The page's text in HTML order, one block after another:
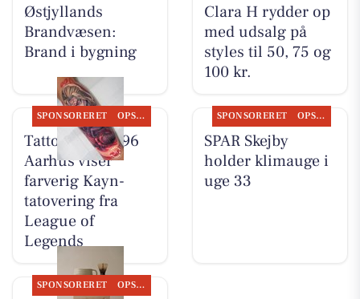
Østjyllands
Brandvæsen:
Brand i bygning
Clara H rydder op
med udsalg på
styles til 50, 75 og
100 kr.
SPONSORERET OPSLAGSTAVLEN
Tattoo Studio 96
Aarhus viser
farverig Kayn-
tatovering fra
League of
Legends
SPONSORERET OPSLAGSTAVLEN
SPAR Skejby
holder klimauge i
uge 33
SPONSORERET OPSLAGSTAVLEN